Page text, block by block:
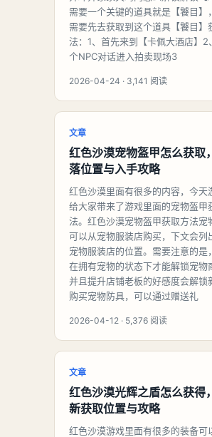
需要一个关键的道具就是【饕目】
需要先去获取到这个道具【饕目】
法：1、首先来到【卡佩大酒店】2
个NPC对话进入拍卖现场3
2026-04-24 · 3,141 阅读
文章
红色沙漠宠物盔甲怎么获取
落位置与入手攻略
红色沙漠里面有很多的内容，今天
给大家带来了游戏里面的宠物盔甲
法。红色沙漠宠物盔甲获取方法宠
可以从宠物服装店购买，下文会列
宠物服装店的位置。需要注意的是
在拥有宠物的状态下才能解锁宠物
并且提升店铺老板的好感度会解锁
购买宠物防具，可以通过赠送礼
2026-04-12 · 5,376 阅读
文章
红色沙漠光辉之盾怎么获得
新获取位置与攻略
红色沙漠游戏里面有很多的装备可